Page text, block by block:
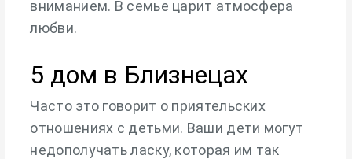
вниманием. В семье царит атмосфера
любви.
5 дом в Близнецах
Часто это говорит о приятельских
отношениях с детьми. Ваши дети могут
недополучать ласку, которая им так